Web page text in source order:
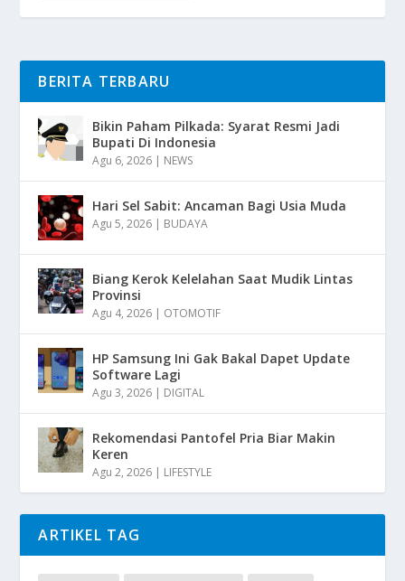
BERITA TERBARU
Bikin Paham Pilkada: Syarat Resmi Jadi
Bupati Di Indonesia
Agu 6, 2026 | NEWS
Hari Sel Sabit: Ancaman Bagi Usia Muda
Agu 5, 2026 | BUDAYA
Biang Kerok Kelelahan Saat Mudik Lintas
Provinsi
Agu 4, 2026 | OTOMOTIF
HP Samsung Ini Gak Bakal Dapet Update
Software Lagi
Agu 3, 2026 | DIGITAL
Rekomendasi Pantofel Pria Biar Makin
Keren
Agu 2, 2026 | LIFESTYLE
ARTIKEL TAG